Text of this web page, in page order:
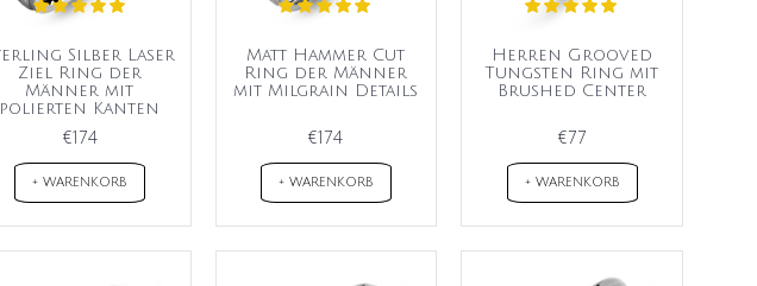
Silber Laser
Ziel Ring der
Männer mit
polierten Kanten
€174
+ WARENKORB
Matt Hammer Cut
Ring der Männer
mit Milgrain Details
€174
+ WARENKORB
Herren Grooved
Tungsten Ring mit
Brushed Center
€77
+ WARENKORB